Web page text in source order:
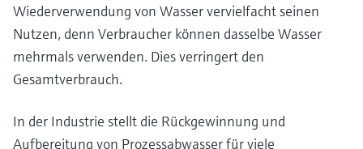
Wiederverwendung von Wasser vervielfacht seinen
Nutzen, denn Verbraucher können dasselbe Wasser
mehrmals verwenden. Dies verringert den
Gesamtverbrauch.
In der Industrie stellt die Rückgewinnung und
Aufbereitung von Prozessabwasser für viele